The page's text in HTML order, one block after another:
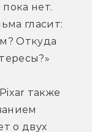
нет.
гласит:
Откуда
также
о двух